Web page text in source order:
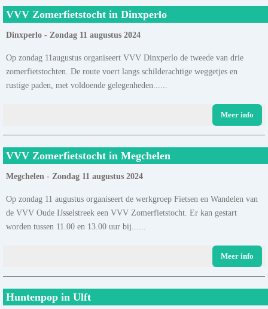
VVV Zomerfietstocht in Dinxperlo
Dinxperlo - Zondag 11 augustus 2024
Op zondag 11augustus organiseert VVV Dinxperlo de tweede van drie
zomerfietstochten. De route voert langs schilderachtige weggetjes en
rustige paden, met voldoende gelegenheden......
Meer info
VVV Zomerfietstocht in Megchelen
Megchelen - Zondag 11 augustus 2024
Op zondag 11 augustus organiseert de werkgroep Fietsen en Wandelen van
de VVV Oude IJsselstreek een VVV Zomerfietstocht. Er kan gestart
worden tussen 11.00 en 13.00 uur bij......
Meer info
Huntenpop in Ulft